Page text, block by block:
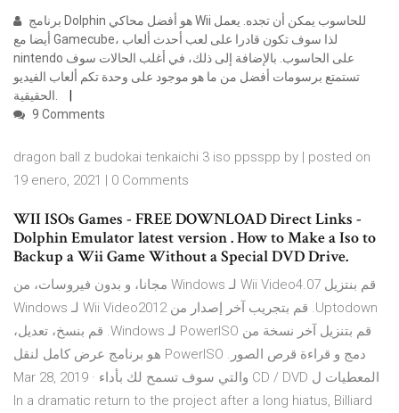
أيضا مع Gamecube، لذا سوف تكون قادرا على لعب أحدث ألعاب
nintendo على الحاسوب. بالإضافة إلى ذلك، في أغلب الحالات سوف
تستمتع برسومات أفضل من ما هو موجود على وحدة تكم ألعاب الفيديو
الحقيقية.
9 Comments
dragon ball z budokai tenkaichi 3 iso ppsspp by | posted on
19 enero, 2021 | 0 Comments
WII ISOs Games - FREE DOWNLOAD Direct Links -
Dolphin Emulator latest version . How to Make a Iso to
Backup a Wii Game Without a Special DVD Drive.
‫قم بنتزيل Wii Video4.07 لـ Windows مجانا، و بدون فيروسات، من
Uptodown. قم بتجريب آخر إصدار من Wii Video2012 لـ Windows
قم بتنزيل آخر نسخة من PowerISO لـ Windows. قم بنسخ، تعديل،
دمج و قراءة قرص الصور. PowerISO هو برنامج عرض كامل لنقل
المعطيات ل CD / DVD والتي سوف تسمح لك بأداء Mar 28, 2019 ·
In a dramatic return to the project after a long hiatus, Billiard